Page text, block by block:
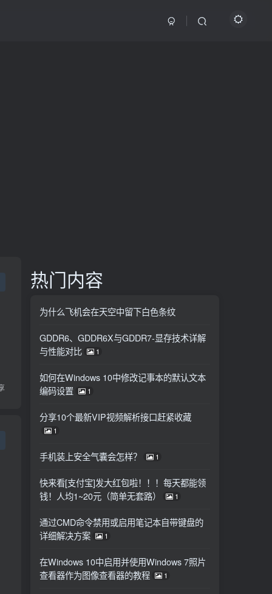
热门内容
为什么飞机会在天空中留下白色条纹
GDDR6、GDDR6X与GDDR7-显存技术详解
与性能对比
1
如何在Windows 10中修改记事本的默认文本
编码设置
1
分享10个最新VIP视频解析接口赶紧收藏
1
手机装上安全气囊会怎样？ 1
快来看[支付宝]发大红包啦！！！每天都能领
钱！人均1~20元（简单无套路）
1
通过CMD命令禁用或启用笔记本自带键盘的
详细解决方案
1
在Windows 10中启用并使用Windows 7照片
查看器作为图像查看器的教程
1